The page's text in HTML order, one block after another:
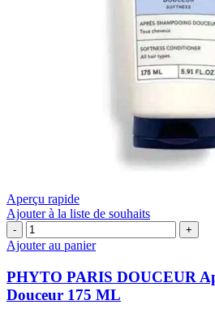
Aperçu rapide
Ajouter à la liste de souhaits
quantité
de
PHYTO
PARIS
DOUCEUR
Après-
Ajouter au panier
PHYTO PARIS DOUCEUR
Douceur 175 ML